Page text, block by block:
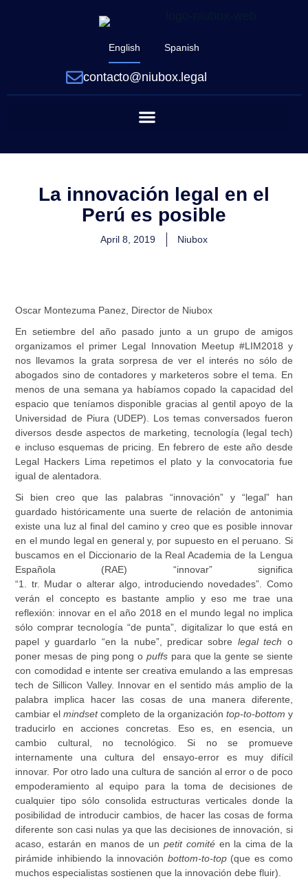
contacto@niubox.legal
English Spanish
La innovación legal en el
Perú es posible
April 8, 2019 Niubox
Oscar Montezuma Panez, Director de Niubox
En setiembre del año pasado junto a un grupo de amigos
organizamos el primer Legal Innovation Meetup #LIM2018 y
nos llevamos la grata sorpresa de ver el interés no sólo de
abogados sino de contadores y marketeros sobre el tema. En
menos de una semana ya habíamos copado la capacidad del
espacio que teníamos disponible gracias al gentil apoyo de la
Universidad de Piura (UDEP). Los temas conversados fueron
diversos desde aspectos de marketing, tecnología (legal tech)
e incluso esquemas de pricing. En febrero de este año desde
Legal Hackers Lima repetimos el plato y la convocatoria fue
igual de alentadora.
Si bien creo que las palabras “innovación” y “legal” han
guardado históricamente una suerte de relación de antonimia
existe una luz al final del camino y creo que es posible innovar
en el mundo legal en general y, por supuesto en el peruano. Si
buscamos en el Diccionario de la Real Academia de la Lengua
Española (RAE) “innovar” significa
“1. tr. Mudar o alterar algo, introduciendo novedades”. Como
verán el concepto es bastante amplio y eso me trae una
reflexión: innovar en el año 2018 en el mundo legal no implica
sólo comprar tecnología “de punta”, digitalizar lo que está en
papel y guardarlo “en la nube”, predicar sobre legal tech o
poner mesas de ping pong o puffs para que la gente se siente
con comodidad e intente ser creativa emulando a las empresas
tech de Sillicon Valley. Innovar en el sentido más amplio de la
palabra implica hacer las cosas de una manera diferente,
cambiar elmindsetcompleto de la organización top-to-bottom y
traducirlo en acciones concretas. Eso es, en esencia, un
cambio cultural, no tecnológico. Si no se promueve
internamente una cultura del ensayo-error es muy difícil
innovar. Por otro lado una cultura de sanción al error o de poco
empoderamiento al equipo para la toma de decisiones de
cualquier tipo sólo consolida estructuras verticales donde la
posibilidad de introducir cambios, de hacer las cosas de forma
diferente son casi nulas ya que las decisiones de innovación, si
acaso, estarán en manos de un petit comitéen la cima de la
pirámide inhibiendo la innovación bottom-to-top (que es como
muchos especialistas sostienen que la innovación debe fluir).